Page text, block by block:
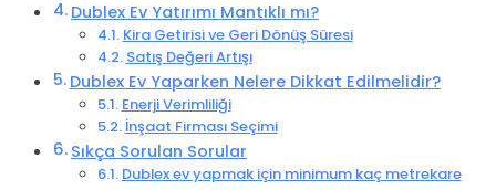
Dublex Ev Yatırımı Mantıklı mı?
Kira Getirisi ve Geri Dönüş Süresi
Satış Değeri Artışı
Dublex Ev Yaparken Nelere Dikkat Edilmelidir?
Enerji Verimliliği
İnşaat Firması Seçimi
Sıkça Sorulan Sorular
Dublex ev yapmak için minimum kaç metrekare